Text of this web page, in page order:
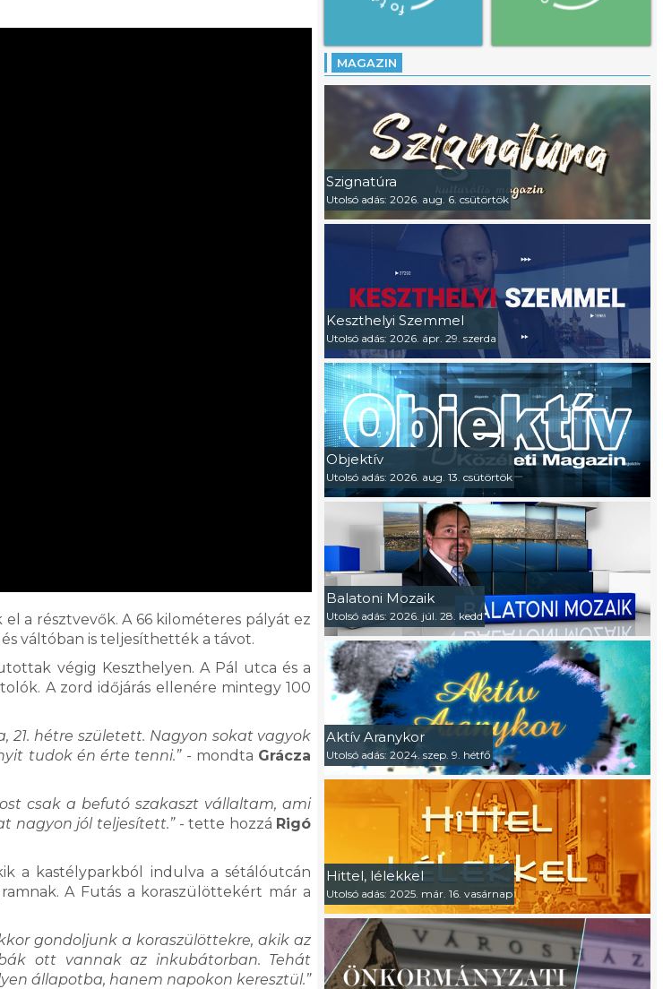
a résztvevők. A 66 kilométeres pályát ez
és váltóban is teljesíthették a távot.
végig Keszthelyen. A Pál utca és a
A zord időjárás ellenére mintegy 100
21. hétre született. Nagyon sokat vagyok
tudok én érte tenni.”- mondta Grácza
csak a befutó szakaszt vállaltam, ami
nagyon jól teljesített.”- tette hozzá Rigó
a kastélyparkból indulva a sétálóutcán
A Futás a koraszülöttekért már a
gondoljunk a koraszülöttekre, akik az
ott vannak az inkubátorban. Tehát
állapotba, hanem napokon keresztül.”
MAGAZIN
Szignatúra
Utolsó adás: 2026. aug. 6. csütörtök
Keszthelyi Szemmel
Utolsó adás: 2026. ápr. 29. szerda
Objektív
Utolsó adás: 2026. aug. 13. csütörtök
Balatoni Mozaik
Utolsó adás: 2026. júl. 28. kedd
Aktív Aranykor
Utolsó adás: 2024. szep. 9. hétfő
Hittel, lélekkel
Utolsó adás: 2025. már. 16. vasárnap